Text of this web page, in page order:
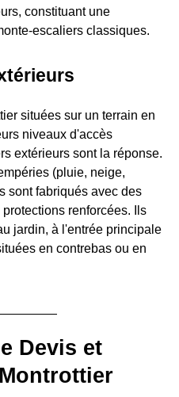
constituant une
escaliers classiques.
situées sur un terrain en
niveaux d'accès
extérieurs sont la réponse.
(pluie, neige,
sont fabriqués avec des
renforcées. Ils
jardin, à l'entrée principale
en contrebas ou en
Devis et